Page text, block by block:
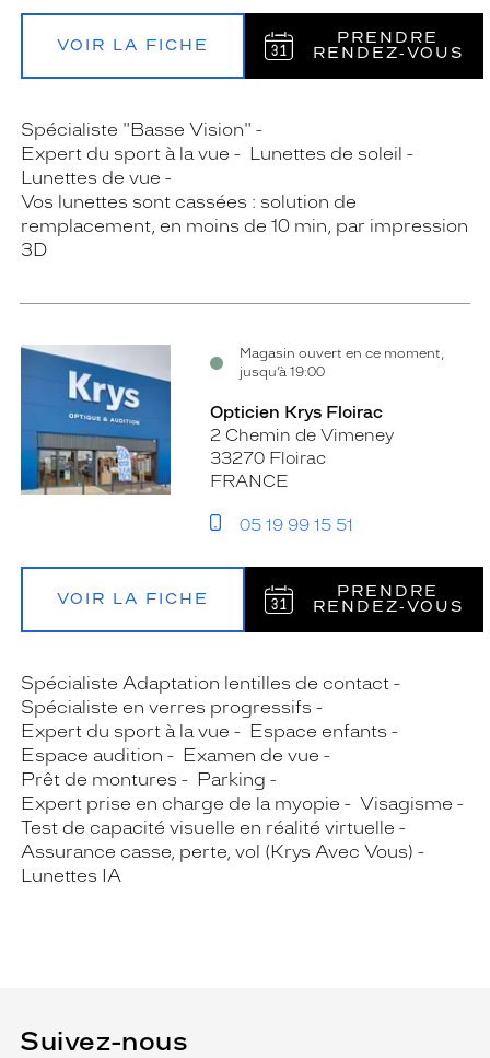
VOIR LA FICHE
PRENDRE
RENDEZ‑VOUS
Spécialiste "Basse Vision"
Expert du sport à la vue
Lunettes de soleil
Lunettes de vue
Vos lunettes sont cassées : solution de
remplacement, en moins de 10 min, par impression
3D
Magasin ouvert en ce moment,
jusqu’à 19:00
Opticien Krys Floirac
2 Chemin de Vimeney
33270 Floirac
FRANCE
05 19 99 15 51
VOIR LA FICHE
PRENDRE
RENDEZ‑VOUS
Spécialiste Adaptation lentilles de contact
Spécialiste en verres progressifs
Expert du sport à la vue
Espace enfants
Espace audition
Examen de vue
Prêt de montures
Parking
Expert prise en charge de la myopie
Visagisme
Test de capacité visuelle en réalité virtuelle
Assurance casse, perte, vol (Krys Avec Vous)
Lunettes IA
Suivez-nous